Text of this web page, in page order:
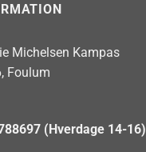
Michelsen Kampas
Foulum
(Hverdage 14-16)